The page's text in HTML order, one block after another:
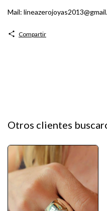
Mail:
Compartir
Otros clientes